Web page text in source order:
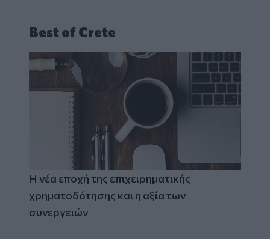
Best of Crete
Η νέα εποχή της επιχειρηματικής
χρηματοδότησης και η αξία των
συνεργειών